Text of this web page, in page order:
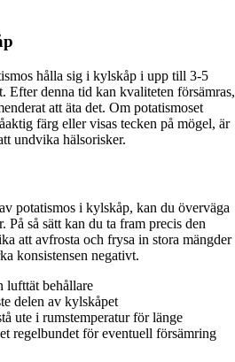
hålla sig i kylskåp i upp till 3-5
Efter denna tid kan kvaliteten försämras,
att äta det. Om potatismoset
färg eller visas tecken på mögel, är
undvika hälsorisker.
potatismos i kylskåp, kan du överväga
På så sätt kan du ta fram precis den
att avfrosta och frysa in stora mängder
konsistensen negativt.
lufttät behållare
delen av kylskåpet
ute i rumstemperatur för länge
regelbundet för eventuell försämring